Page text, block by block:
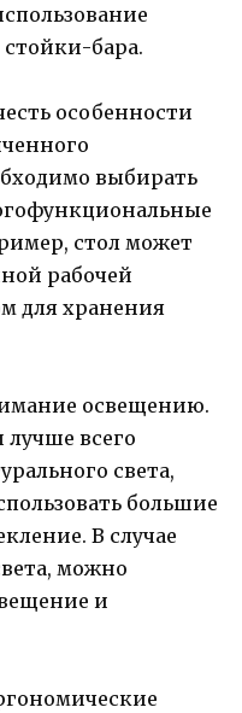
бара.
особенности
выбирать
стол может
рабочей
для хранения
освещению.
всего
света,
большие
В случае
можно
и